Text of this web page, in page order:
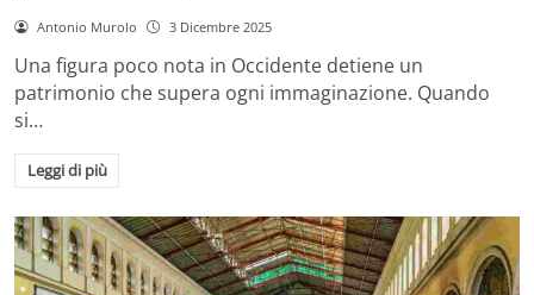
Antonio Murolo 3 Dicembre 2025
Una figura poco nota in Occidente detiene un
patrimonio che supera ogni immaginazione. Quando
si…
Leggi di più